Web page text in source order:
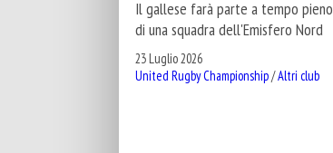
Il gallese farà parte a tempo pieno
di una squadra dell'Emisfero Nord
23 Luglio 2026
United Rugby Championship/Altri club